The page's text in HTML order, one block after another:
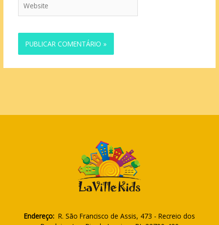
Endereço: R. São Francisco de Assis, 473 - Recreio dos